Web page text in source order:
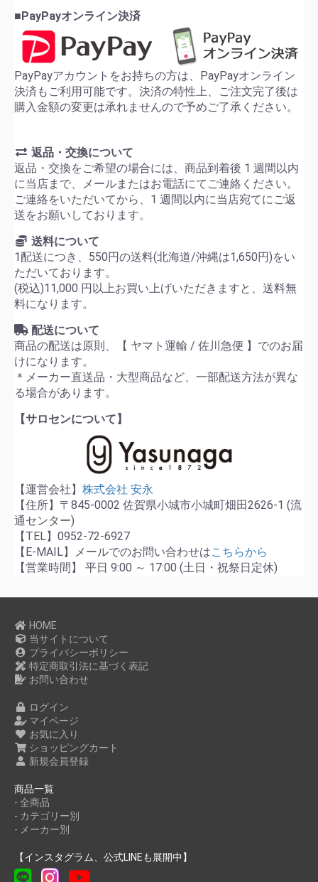
■PayPayオンライン決済
PayPayアカウントをお持ちの方は、PayPayオンライン
決済もご利用可能です。決済の特性上、ご注文完了後は
購入金額の変更は承れませんので予めご了承ください。
返品・交換について
返品・交換をご希望の場合には、商品到着後 1 週間以内
に当店まで、メールまたはお電話にてご連絡ください。
ご連絡をいただいてから、1 週間以内に当店宛てにご返
送をお願いしております。
送料について
1配送につき、550円の送料(北海道/沖縄は1,650円)をい
ただいております。
(税込)11,000 円以上お買い上げいただきますと、送料無
料になります。
配送について
商品の配送は原則、【 ヤマト運輸 / 佐川急便 】でのお届
けになります。
＊メーカー直送品・大型商品など、一部配送方法が異な
る場合があります。
【サロセンについて】
【運営会社】 株式会社 安永
【住所】〒845-0002 佐賀県小城市小城町畑田2626-1 (流
通センター)
【TEL】0952-72-6927
【E-MAIL】メールでのお問い合わせはこちらから
【営業時間】 平日 9:00 ～ 17:00 (土日・祝祭日定休)
HOME
当サイトについて
プライバシーポリシー
特定商取引法に基づく表記
お問い合わせ
ログイン
マイページ
お気に入り
ショッピングカート
新規会員登録
商品一覧
- 全商品
- カテゴリー別
- メーカー別
【インスタグラム、公式LINEも展開中】